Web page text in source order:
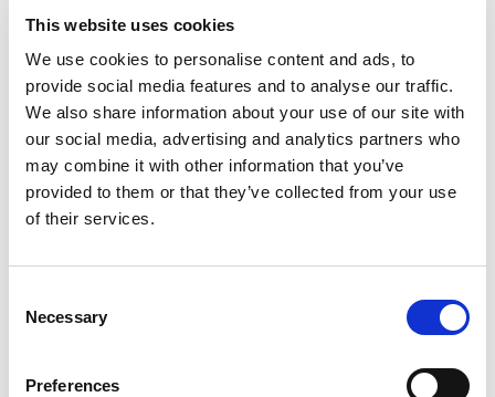
This website uses cookies
We use cookies to personalise content and ads, to
provide social media features and to analyse our traffic.
We also share information about your use of our site with
our social media, advertising and analytics partners who
may combine it with other information that you’ve
provided to them or that they’ve collected from your use
of their services.
Selection
Necessary
Preferences
dem Nachrichteneingang passiert. Jede
Antwort öffnet ein 24-Stunden-
Kundenservice-Fenster, in dem Sie freie
Nachrichten senden können — kein Template
nötig.
Wie Sie Antworten im großen Maßstab
künstliche Intelligenz
und leitet heiße Leads sofort an einen